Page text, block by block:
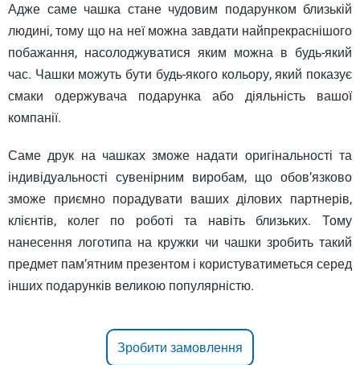
Адже саме чашка стане чудовим подарунком близькій
людині, тому що на неї можна завдати найпрекраснішого
побажання, насолоджуватися яким можна в будь-який
час. Чашки можуть бути будь-якого кольору, який показує
смаки одержувача подарунка або діяльність вашої
компанії.
Саме друк на чашках зможе надати оригінальності та
індивідуальності сувенірним виробам, що обов’язково
зможе приємно порадувати ваших ділових партнерів,
клієнтів, колег по роботі та навіть близьких. Тому
нанесення логотипа на кружки чи чашки зробить такий
предмет пам’ятним презентом і користуватиметься серед
інших подарунків великою популярністю.
Зробити замовлення